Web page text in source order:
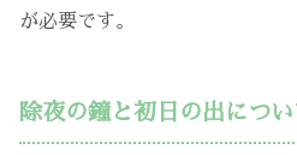
が必要です。
除夜の鐘と初日の出につい